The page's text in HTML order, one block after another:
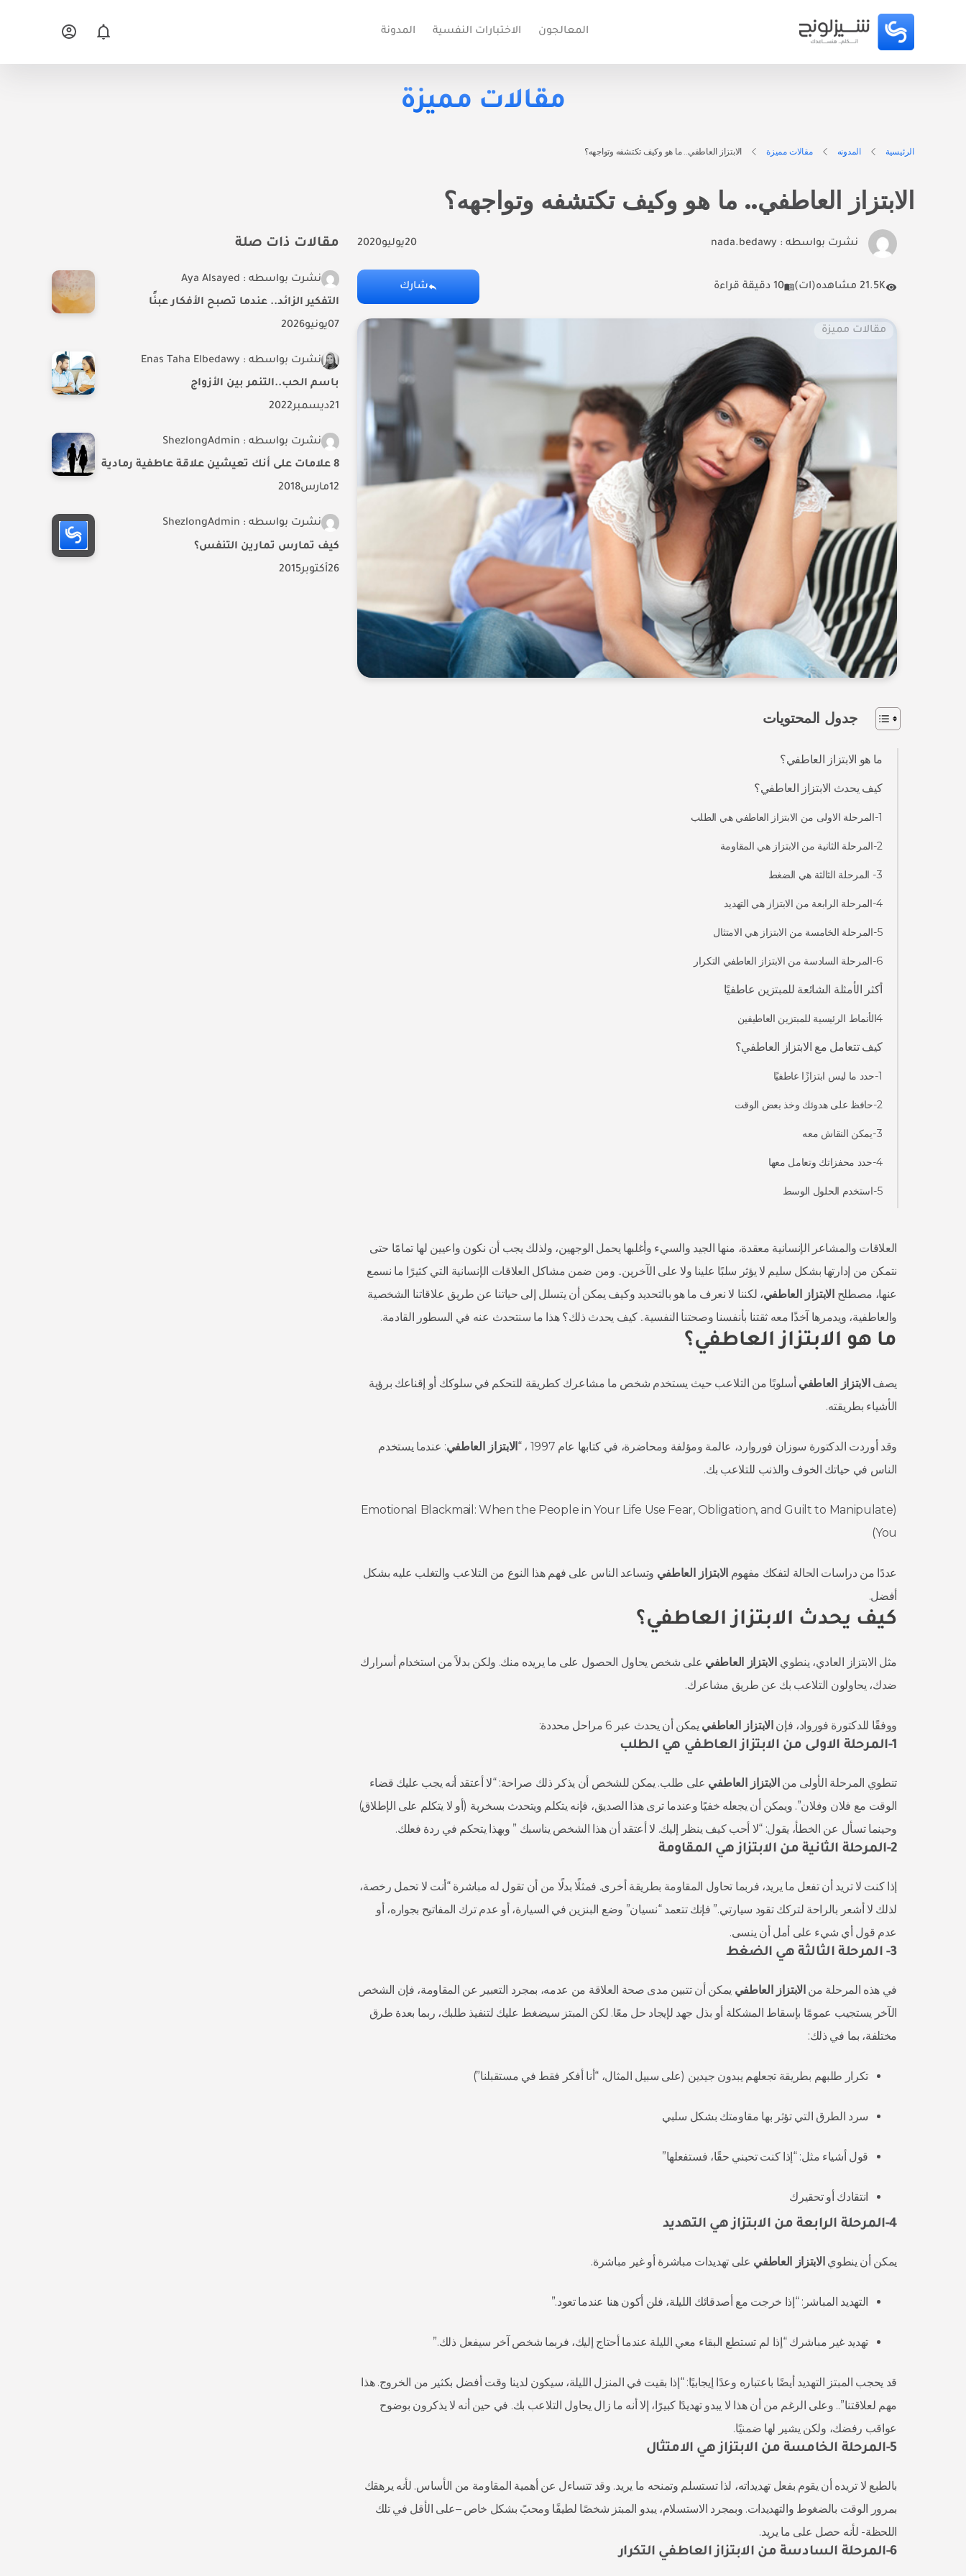
المعالجون الاختبارات النفسية المدونة
مقالات مميزة
الرئيسية المدونه مقالات مميزة الابتزاز العاطفي.. ما هو وكيف تكتشفه وتواجهه؟
الابتزاز العاطفي.. ما هو وكيف تكتشفه وتواجهه؟
نشرت بواسطه : nada.bedawy
20يوليو2020
21.5K مشاهده(ات) 10 دقيقة قراءة شارك
مقالات مميزة
جدول المحتويات
ما هو الابتزاز العاطفي؟
كيف يحدث الابتزاز العاطفي؟
1-المرحلة الاولى من الابتزاز العاطفي هي الطلب
2-المرحلة الثانية من الابتزاز هي المقاومة
3- المرحلة الثالثة هي الضغط
4-المرحلة الرابعة من الابتزاز هي التهديد
5-المرحلة الخامسة من الابتزاز هي الامتثال
6-المرحلة السادسة من الابتزاز العاطفي التكرار
أكثر الأمثلة الشائعة للمبتزين عاطفيًا
4الأنماط الرئيسية للمبتزين العاطيفين
كيف تتعامل مع الابتزاز العاطفي؟
1-حدد ما ليس ابتزازًا عاطفيًا
2-حافظ على هدوئك وخذ بعض الوقت
3-يمكن النقاش معه
4-حدد محفزاتك وتعامل معها
5-استخدم الحلول الوسط
العلاقات والمشاعر الإنسانية معقدة، منها الجيد والسيء وأغلبها يحمل الوجهين، ولذلك يجب أن نكون واعيين لها تمامًا حتى
نتمكن من إدارتها بشكل سليم لا يؤثر سلبًا علينا ولا على الآخرين.. ومن ضمن مشاكل العلاقات الإنسانية التي كثيرًا ما نسمع
عنها، مصطلح الابتزاز العاطفي، لكننا لا نعرف ما هو بالتحديد وكيف يمكن أن يتسلل إلى حياتنا عن طريق علاقاتنا الشخصية
والعاطفية، ويدمرها آخذًا معه ثقتنا بأنفسنا وصحتنا النفسية.. كيف يحدث ذلك؟ هذا ما سنتحدث عنه في السطور القادمة.
ما هو الابتزاز العاطفي؟
يصف الابتزاز العاطفي أسلوبًا من التلاعب حيث يستخدم شخص ما مشاعرك كطريقة للتحكم في سلوكك أو إقناعك برؤية
الأشياء بطريقته.
وقد أوردت الدكتورة سوزان فوروارد، عالمة ومؤلفة ومحاضرة، في كتابها عام 1997 ، “ الابتزاز العاطفي: عندما يستخدم
الناس في حياتك الخوف والذنب للتلاعب بك.
(Emotional Blackmail: When the People in Your Life Use Fear, Obligation, and Guilt to Manipulate
You)
عددًا من دراسات الحالة لتفكك مفهوم الابتزاز العاطفي وتساعد الناس على فهم هذا النوع من التلاعب والتغلب عليه بشكل
أفضل.
كيف يحدث الابتزاز العاطفي؟
مثل الابتزاز العادي، ينطوي الابتزاز العاطفي على شخص يحاول الحصول على ما يريده منك. ولكن بدلاً من استخدام أسرارك
ضدك، يحاولون التلاعب بك عن طريق مشاعرك.
ووفقًا للدكتورة فورواد، فإن الابتزاز العاطفي يمكن أن يحدث عبر 6 مراحل محددة:
1-المرحلة الاولى من الابتزاز العاطفي هي الطلب
تنطوي المرحلة الأولى من الابتزاز العاطفي على طلب. يمكن للشخص أن يذكر ذلك صراحة: “لا أعتقد أنه يجب عليك قضاء
الوقت مع فلان وفلان”. ويمكن أن يجعله خفيًا وعندما ترى هذا الصديق، فإنه يتكلم ويتحدث بسخرية (أو لا يتكلم على الإطلاق)
وحينما تسأل عن الخطأ، يقول: “لا أحب كيف ينظر إليك. لا أعتقد أن هذا الشخص يناسبك ” وبهذا يتحكم في ردة فعلك.
2-المرحلة الثانية من الابتزاز هي المقاومة
إذا كنت لا تريد أن تفعل ما يريد، فربما تحاول المقاومة بطريقة أخرى. فمثلًا بدلًا من أن تقول له مباشرة “أنت لا تحمل رخصة،
لذلك لا أشعر بالراحة لتركك تقود سيارتي.” فإنك تتعمد “نسيان” وضع البنزين في السيارة، أو عدم ترك المفاتيح بجواره، أو
عدم قول أي شيء على أمل أن ينسى.
3- المرحلة الثالثة هي الضغط
في هذه المرحلة من الابتزاز العاطفي يمكن أن تتبين مدى صحة العلاقة من عدمه، بمجرد التعبير عن المقاومة، فإن الشخص
الآخر يستجيب عمومًا بإسقاط المشكلة أو بذل جهد لإيجاد حل معًا. لكن المبتز سيضغط عليك لتنفيذ طلبك، ربما بعدة طرق
مختلفة، بما في ذلك:
تكرار طلبهم بطريقة تجعلهم يبدون جيدين (على سبيل المثال، “أنا أفكر فقط في مستقبلنا”)
سرد الطرق التي تؤثر بها مقاومتك بشكل سلبي
قول أشياء مثل: “إذا كنت تحبني حقًا، فستفعلها”
انتقادك أو تحقيرك
4-المرحلة الرابعة من الابتزاز هي التهديد
يمكن أن ينطوي الابتزاز العاطفي على تهديدات مباشرة أو غير مباشرة.
التهديد المباشر: “إذا خرجت مع أصدقائك الليلة، فلن أكون هنا عندما تعود.”
تهديد غير مباشرك “إذا لم تستطع البقاء معي الليلة عندما أحتاج إليك، فربما شخص آخر سيفعل ذلك.”
قد يحجب المبتز التهديد أيضًا باعتباره وعدًا إيجابيًا: “إذا بقيت في المنزل الليلة، سيكون لدينا وقت أفضل بكثير من الخروج. هذا
مهم لعلاقتنا”.. وعلى الرغم من أن هذا لا يبدو تهديدًا كبيرًا، إلا أنه ما زال يحاول التلاعب بك. في حين أنه لا يذكرون بوضوح
عواقب رفضك، ولكن يشير لها ضمنيًا.
5-المرحلة الخامسة من الابتزاز هي الامتثال
بالطبع لا تريده أن يقوم بفعل تهديداته، لذا تستسلم وتمنحه ما يريد. وقد تتساءل عن أهمية المقاومة من الأساس. لأنه يرهقك
بمرور الوقت بالضغوط والتهديدات. وبمجرد الاستسلام، يبدو المبتز شخصًا لطيفًا ومحبً بشكل خاص –على الأقل في تلك
اللحظة- لأنه حصل على ما يريد.
6-المرحلة السادسة من الابتزاز العاطفي التكرار
مقالات ذات صلة
نشرت بواسطه : Aya Alsayed
التفكير الزائد.. عندما تصبح الأفكار عبئًا
07يونيو2026
نشرت بواسطه : Enas Taha Elbedawy
باسم الحب..التنمر بين الأزواج
21ديسمبر2022
نشرت بواسطه : ShezlongAdmin
8 علامات على أنك تعيشين علاقة عاطفية رمادية
12مارس2018
نشرت بواسطه : ShezlongAdmin
كيف تمارس تمارين التنفس؟
26أكتوبر2015